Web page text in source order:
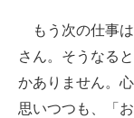
建設×テクノロジ
もう次の仕事は
さん。そうなる
かありません。
思いつつも、「